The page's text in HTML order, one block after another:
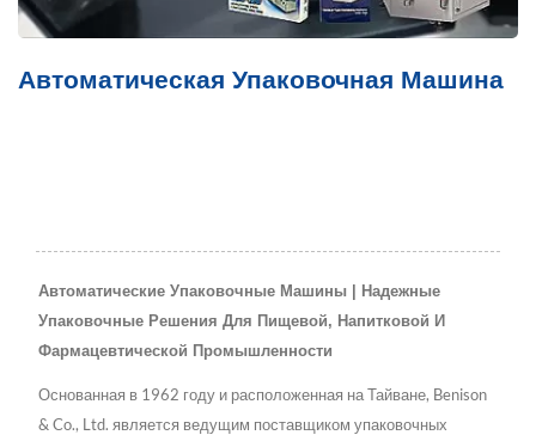
Автоматическая Упаковочная Машина
Автоматические Упаковочные Машины | Надежные
Упаковочные Решения Для Пищевой, Напитковой И
Фармацевтической Промышленности
Основанная в 1962 году и расположенная на Тайване, Benison
& Co., Ltd. является ведущим поставщиком упаковочных